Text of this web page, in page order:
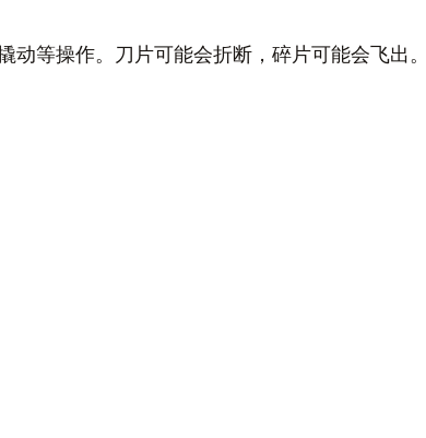
等操作。刀片可能会折断，碎片可能会飞出。